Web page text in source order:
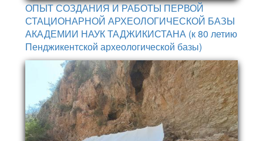
ОПЫТ СОЗДАНИЯ И РАБОТЫ ПЕРВОЙ
СТАЦИОНАРНОЙ АРХЕОЛОГИЧЕСКОЙ БАЗЫ
АКАДЕМИИ НАУК ТАДЖИКИСТАНА (к 80 летию
Пенджикентской археологической базы)